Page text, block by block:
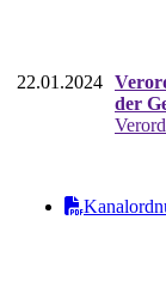
22.01.2024
der